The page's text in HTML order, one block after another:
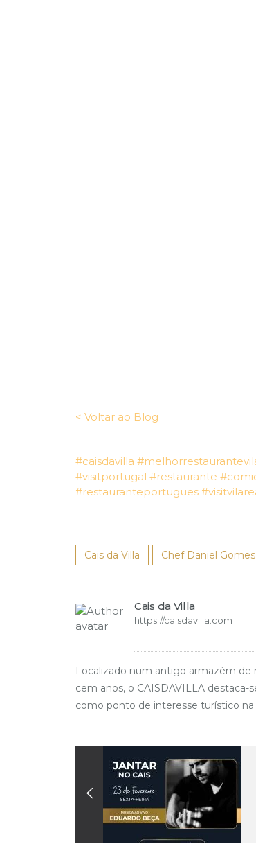
< Voltar ao Blog
#caisdavilla
#visitportugal #restaurante
#restauranteportugues
Cais da Villa Chef Daniel Gomes
Cais da Villa
https://caisdavilla.com
Localizado num antigo armazém de
cem anos, o CAISDAVILLA
como ponto de interesse turístico